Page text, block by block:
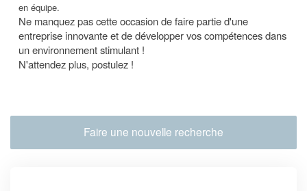
en équipe.
Ne manquez pas cette occasion de faire partie d'une
entreprise innovante et de développer vos compétences dans
un environnement stimulant !
N'attendez plus, postulez !
Faire une nouvelle recherche